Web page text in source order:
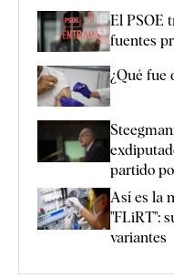
El PSOE
fuentes
¿Qué fue
partido
Así es la
"FLiRT":
variantes